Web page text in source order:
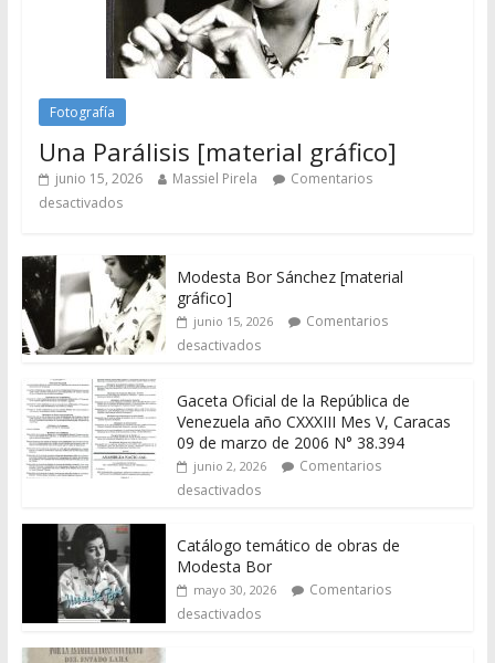
Fotografía
Una Parálisis [material gráfico]
junio 15, 2026 Massiel Pirela
Comentarios
desactivados
Modesta Bor Sánchez [material
gráfico]
junio 15, 2026
Comentarios
desactivados
Gaceta Oficial de la República de
Venezuela año CXXXIII Mes V, Caracas
09 de marzo de 2006 N° 38.394
junio 2, 2026
Comentarios
desactivados
Catálogo temático de obras de
Modesta Bor
mayo 30, 2026
Comentarios
desactivados